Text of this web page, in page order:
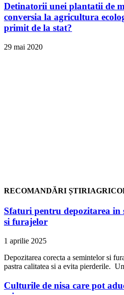
Detinatorii unei plantatii de
conversia la agricultura
primit de la stat?
29 mai 2020
RECOMANDĂRI
Sfaturi pentru depozitarea in
si furajelor
1 aprilie 2025
Depozitarea corecta a semintelor si
pastra calitatea si a evita pierderile.
Culturile de nisa care pot